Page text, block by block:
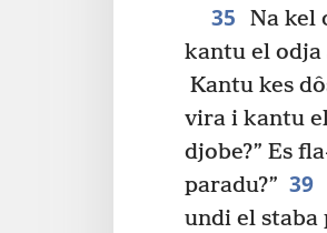
35 Na kel
kantu el odja
Kantu kes
vira i kantu
djobe?” Es
paradu?” 39
undi el staba